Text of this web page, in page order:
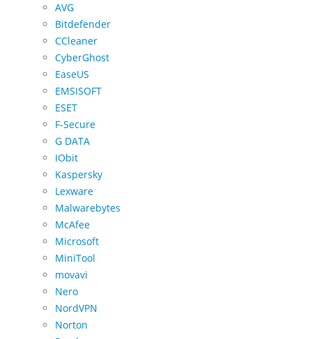
AVG
Bitdefender
CCleaner
CyberGhost
EaseUS
EMSISOFT
ESET
F-Secure
G DATA
IObit
Kaspersky
Lexware
Malwarebytes
McAfee
Microsoft
MiniTool
movavi
Nero
NordVPN
Norton